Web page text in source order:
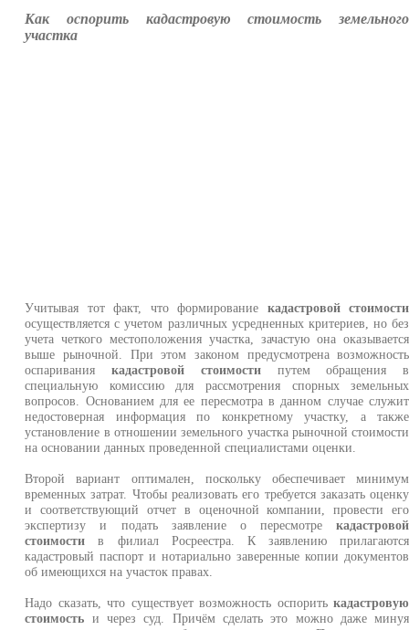
Как оспорить кадастровую стоимость земельного
участка
Учитывая тот факт, что формирование кадастровой стоимости
осуществляется с учетом различных усредненных критериев, но без
учета четкого местоположения участка, зачастую она оказывается
выше рыночной. При этом законом предусмотрена возможность
оспариваниякадастровой стоимостипутем обращения в
специальную комиссию для рассмотрения спорных земельных
вопросов. Основанием для ее пересмотра в данном случае служит
недостоверная информация по конкретному участку, а также
установление в отношении земельного участка рыночной стоимости
на основании данных проведенной специалистами оценки.
Второй вариант оптимален, поскольку обеспечивает минимум
временных затрат. Чтобы реализовать его требуется заказать оценку
и соответствующий отчет в оценочной компании, провести его
экспертизу и подать заявление о пересмотрекадастровой
стоимости в филиал Росреестра. К заявлению прилагаются
кадастровый паспорт и нотариально заверенные копии документов
об имеющихся на участок правах.
Надо сказать, что существует возможность оспоритькадастровую
стоимость и через суд. Причём сделать это можно даже минуя